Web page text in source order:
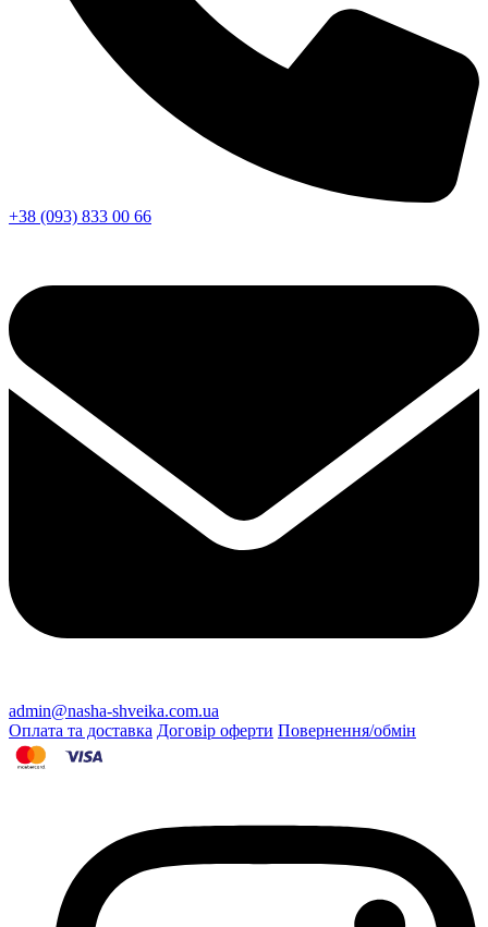
+38 (093) 833 00 66
admin@nasha-shveika.com.ua
Оплата та доставка Договір оферти Повернення/обмін